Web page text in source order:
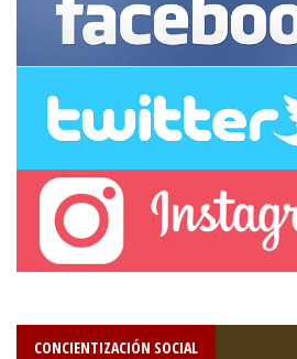
CONCIENTIZACIÓN SOCIAL